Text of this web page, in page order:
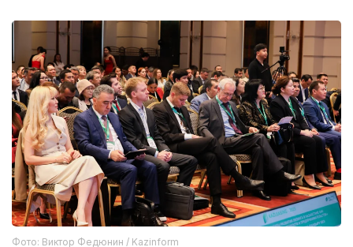
Фото: Виктор Федюнин / Kazinform